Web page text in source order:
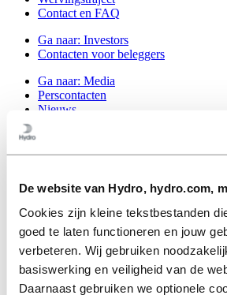
De website van Hydro, hydro.com,
Cookies zijn kleine tekstbestanden
goed te laten functioneren en jouw
verbeteren. Wij gebruiken
basiswerking en veiligheid van de
Daarnaast gebruiken we optionele
Contact en FAQ
Ga naar: Investors
Contacten voor beleggers
Ga naar: Media
Perscontacten
Nieuws
Mediagalerij
Dit is Hydro
Belangrijke sectoren
Ons doel en onze kernwaarden
Onze strategie
Nederland
België
Luxemburg
Inkoop